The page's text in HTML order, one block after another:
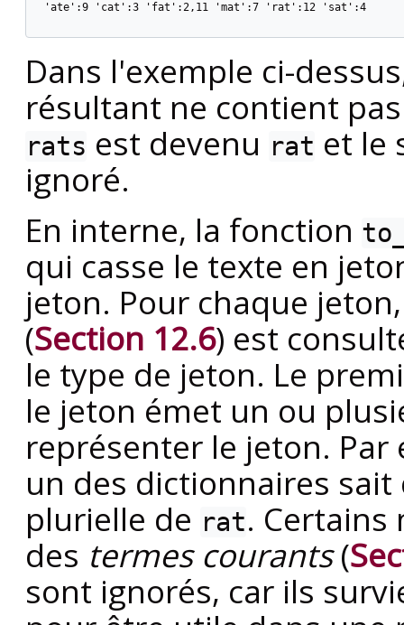
'ate':9 'cat':3 'fat':2,11 'mat':7 'rat':12 'sat':4
Dans l'exemple ci-
résultant ne contient
rats est devenu rat et le
ignoré.
En interne, la fonction
qui casse le texte en
jeton. Pour chaque
(Section 12.6) est
le type de jeton. Le
le jeton émet un ou
représenter le jeton.
un des dictionnaires
plurielle de rat.
des termes courants(
sont ignorés, car ils